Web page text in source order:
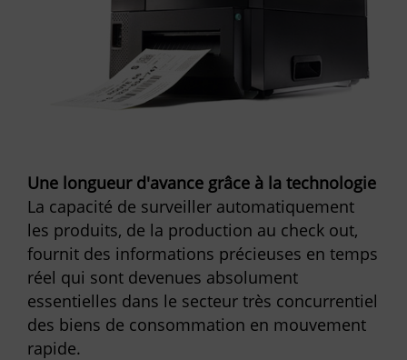
Une longueur d'avance grâce à la technologie
La capacité de surveiller automatiquement
les produits, de la production au check out,
fournit des informations précieuses en temps
réel qui sont devenues absolument
essentielles dans le secteur très concurrentiel
des biens de consommation en mouvement
rapide.